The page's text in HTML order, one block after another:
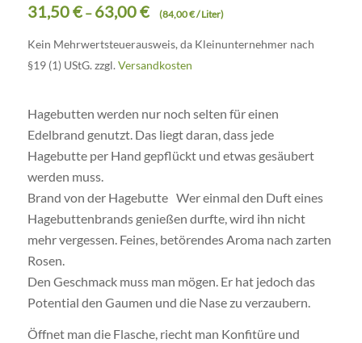
31,50€– 63,00€ (84,00€/Liter)
Kein Mehrwertsteuerausweis, da Kleinunternehmer nach
§19 (1) UStG. zzgl. Versandkosten
Hagebutten werden nur noch selten für einen
Edelbrand genutzt. Das liegt daran, dass jede
Hagebutte per Hand gepflückt und etwas gesäubert
werden muss.
Brand von der Hagebutte Wer einmal den Duft eines
Hagebuttenbrands genießen durfte, wird ihn nicht
mehr vergessen. Feines, betörendes Aroma nach zarten
Rosen.
Den Geschmack muss man mögen. Er hat jedoch das
Potential den Gaumen und die Nase zu verzaubern.
Öffnet man die Flasche, riecht man Konfitüre und